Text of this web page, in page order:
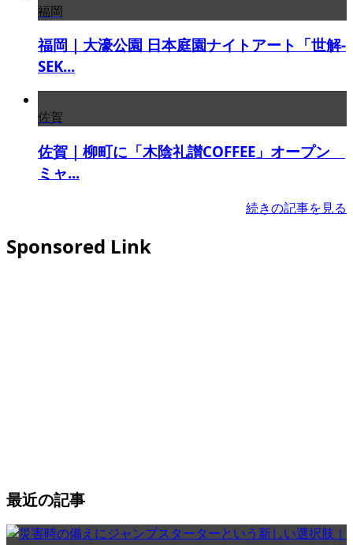
福岡
福岡｜大濠公園 日本庭園ナイトアート「世解-
SEK...
佐賀
佐賀｜柳町に「木陰礼讃COFFEE」オープン
ミャ...
続きの記事を見る
Sponsored Link
最近の記事